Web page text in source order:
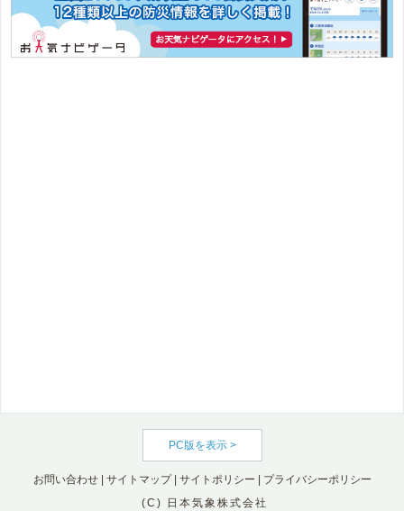
PC版を表示 >
お問い合わせ| サイトマップ| サイトポリシー
プライバシーポリシー
(C) 日本気象株式会社